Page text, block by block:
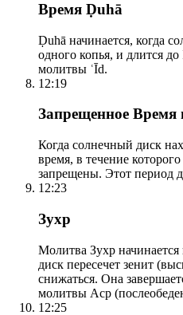
Время Ḍuhā
Ḍuhā начинается, когда
одного копья, и длится
молитвы ʿĪd.
12:19
Запрещенное Время
Когда солнечный диск
время, в течение
запрещены. Этот период
12:23
Зухр
Молитва Зухр
диск пересечет зенит
снижаться. Она
молитвы Аср
12:25